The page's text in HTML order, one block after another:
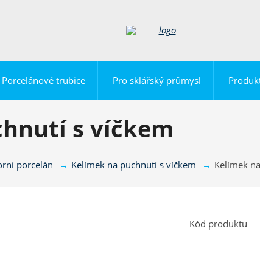
Porcelánové trubice Pro sklářský průmysl
s víčkem
porcelán Kelímek na puchnutí s víčkem Kelímek
Kód produktu